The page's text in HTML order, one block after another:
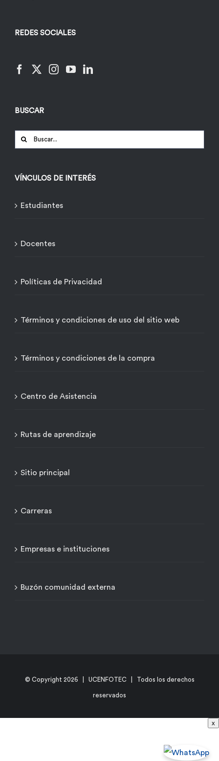
REDES SOCIALES
BUSCAR
Buscar:
VÍNCULOS DE INTERÉS
Estudiantes
Docentes
Políticas de Privacidad
Términos y condiciones de uso del sitio web
Términos y condiciones de la compra
Centro de Asistencia
Rutas de aprendizaje
Sitio principal
Carreras
Empresas e instituciones
Buzón comunidad externa
© Copyright 2026 | UCENFOTEC | Todos los derechos
reservados
x